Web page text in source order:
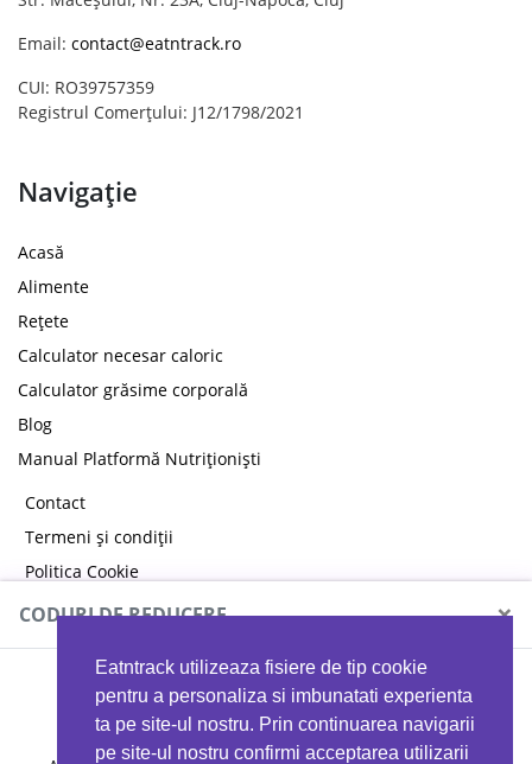
Eatntrack utilizeaza fisiere de tip cookie
pentru a personaliza si imbunatati experienta
ta pe site-ul nostru. Prin continuarea navigarii
pe site-ul nostru confirmi acceptarea utilizarii
Email: contact@eatntrack.ro
CUI: RO39757359
Registrul Comerțului: J12/1798/2021
Navigație
Acasă
Alimente
Rețete
Calculator necesar caloric
Calculator grăsime corporală
Blog
Manual Platformă Nutriționiști
Contact
Termeni și condiții
Politica Cookie
Politica de confidențialitate
CODURI DE REDUCERE ×
MYPROTEIN